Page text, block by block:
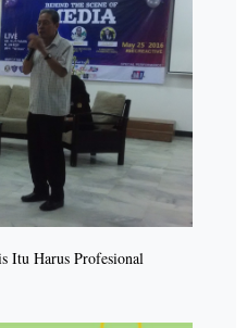
Itu Harus Profesional